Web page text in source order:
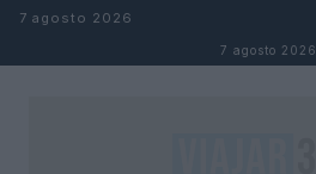
Saltar al contenido
7 agosto 2026
7 agosto 2026